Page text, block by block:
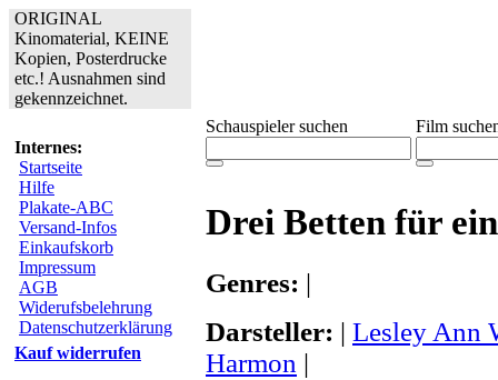
ORIGINAL
Kinomaterial, KEINE
Kopien, Posterdrucke
etc.! Ausnahmen sind
gekennzeichnet.
Internes:
Startseite
Hilfe
Plakate-ABC
Versand-Infos
Einkaufskorb
Impressum
AGB
Widerufsbelehrung
Datenschutzerklärung
Kauf widerrufen
Schauspieler suchen Film
Drei Betten für
Genres: |
Darsteller: | Lesley Ann
Harmon |